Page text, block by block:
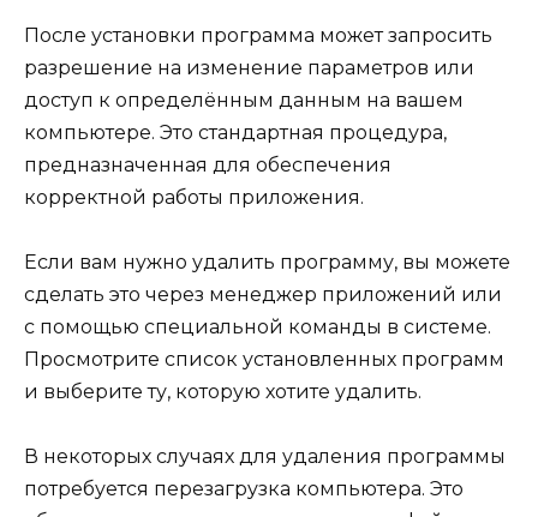
После установки программа может запросить
разрешение на изменение параметров или
доступ к определённым данным на вашем
компьютере. Это стандартная процедура,
предназначенная для обеспечения
корректной работы приложения.
Если вам нужно удалить программу, вы можете
сделать это через менеджер приложений или
с помощью специальной команды в системе.
Просмотрите список установленных программ
и выберите ту, которую хотите удалить.
В некоторых случаях для удаления программы
потребуется перезагрузка компьютера. Это